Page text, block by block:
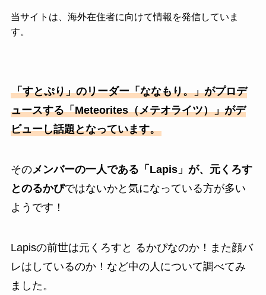
当サイトは、海外在住者に向けて情報を発信していま
す。
「すとぷり」のリーダー「ななもり。」がプロデ
ュースする「Meteorites（メテオライツ）」がデ
ビューし話題となっています。
そのメンバーの一人である「Lapis」が、元くろす
とのるかぴではないかと気になっている方が多い
ようです！
Lapisの前世は元くろすと るかぴなのか！また顔バ
レはしているのか！など中の人について調べてみ
ました。